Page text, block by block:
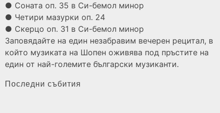
● Соната оп. 35 в Си-бемол минор
● Четири мазурки оп. 24
● Скерцо оп. 31 в Си-бемол минор
Заповядайте на един незабравим вечерен рецитал, в
който музиката на Шопен оживява под пръстите на
един от най-големите български музиканти.
Последни събития